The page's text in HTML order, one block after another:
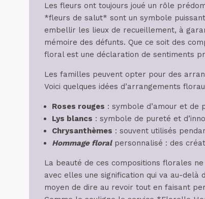
Les fleurs ont toujours joué un rôle
*fleurs de salut* sont un symbole
embellir les lieux de recueillement, à
mémoire des défunts. Que ce soit des
floral est une déclaration de sentiments
Les familles peuvent opter pour des
Voici quelques idées d’arrangements
Roses rouges : symbole d’amour et de
Lys blancs : symbole de pureté et
Chrysanthèmes : souvent utilisés
Hommage floralpersonnalisé : des
La beauté de ces compositions florales
avec elles une signification qui va au-
moyen de dire au revoir tout en faisant